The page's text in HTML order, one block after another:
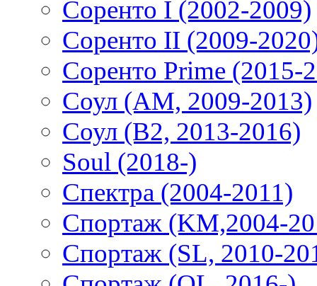
Соренто I (2002-2009)
Соренто II (2009-
Соренто Prime (2015-
Соул (AM, 2009-2013)
Соул (B2, 2013-2016)
Soul (2018-)
Спектра (2004-2011)
Спортаж (KM,2004-
Спортаж (SL, 2010-